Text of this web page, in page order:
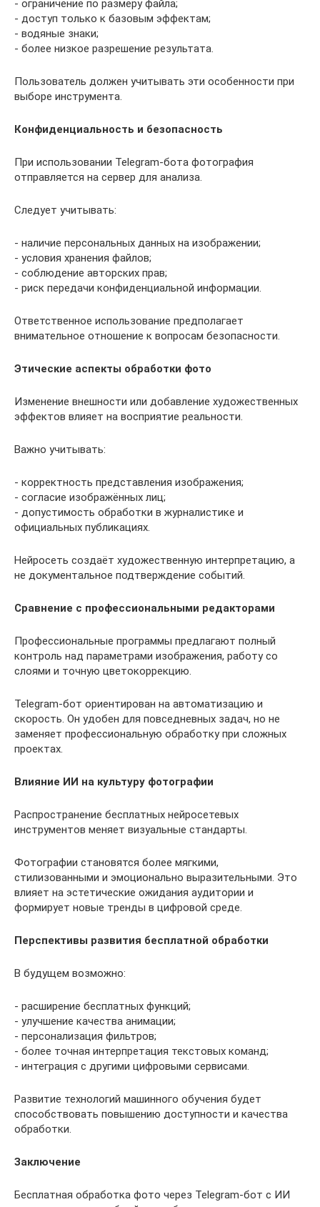
- ограничение по размеру файла;
- доступ только к базовым эффектам;
- водяные знаки;
- более низкое разрешение результата.
Пользователь должен учитывать эти особенности при
выборе инструмента.
Конфиденциальность и безопасность
При использовании Telegram-бота фотография
отправляется на сервер для анализа.
Следует учитывать:
- наличие персональных данных на изображении;
- условия хранения файлов;
- соблюдение авторских прав;
- риск передачи конфиденциальной информации.
Ответственное использование предполагает
внимательное отношение к вопросам безопасности.
Этические аспекты обработки фото
Изменение внешности или добавление художественных
эффектов влияет на восприятие реальности.
Важно учитывать:
- корректность представления изображения;
- согласие изображённых лиц;
- допустимость обработки в журналистике и
официальных публикациях.
Нейросеть создаёт художественную интерпретацию, а
не документальное подтверждение событий.
Сравнение с профессиональными редакторами
Профессиональные программы предлагают полный
контроль над параметрами изображения, работу со
слоями и точную цветокоррекцию.
Telegram-бот ориентирован на автоматизацию и
скорость. Он удобен для повседневных задач, но не
заменяет профессиональную обработку при сложных
проектах.
Влияние ИИ на культуру фотографии
Распространение бесплатных нейросетевых
инструментов меняет визуальные стандарты.
Фотографии становятся более мягкими,
стилизованными и эмоционально выразительными. Это
влияет на эстетические ожидания аудитории и
формирует новые тренды в цифровой среде.
Перспективы развития бесплатной обработки
В будущем возможно:
- расширение бесплатных функций;
- улучшение качества анимации;
- персонализация фильтров;
- более точная интерпретация текстовых команд;
- интеграция с другими цифровыми сервисами.
Развитие технологий машинного обучения будет
способствовать повышению доступности и качества
обработки.
Заключение
Бесплатная обработка фото через Telegram-бот с ИИ